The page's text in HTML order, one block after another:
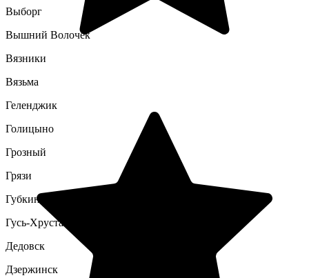
Выборг
Вышний Волочек
Вязники
Вязьма
Геленджик
Голицыно
Грозный
Грязи
Губкин
Гусь-Хрустальный
Дедовск
Дзержинск